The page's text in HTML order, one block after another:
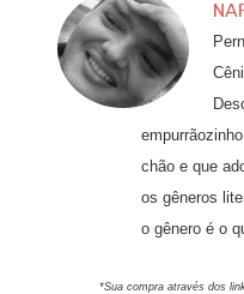
chão e que
os gêneros
o gênero é o
*Sua compra através dos